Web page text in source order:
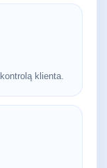
klienta.